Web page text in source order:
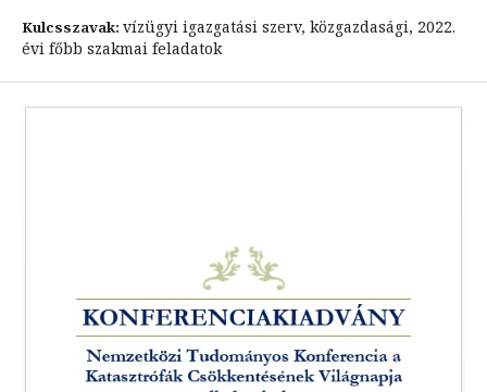
Kulcsszavak: vízügyi igazgatási szerv, közgazdasági, 2022.
évi főbb szakmai feladatok